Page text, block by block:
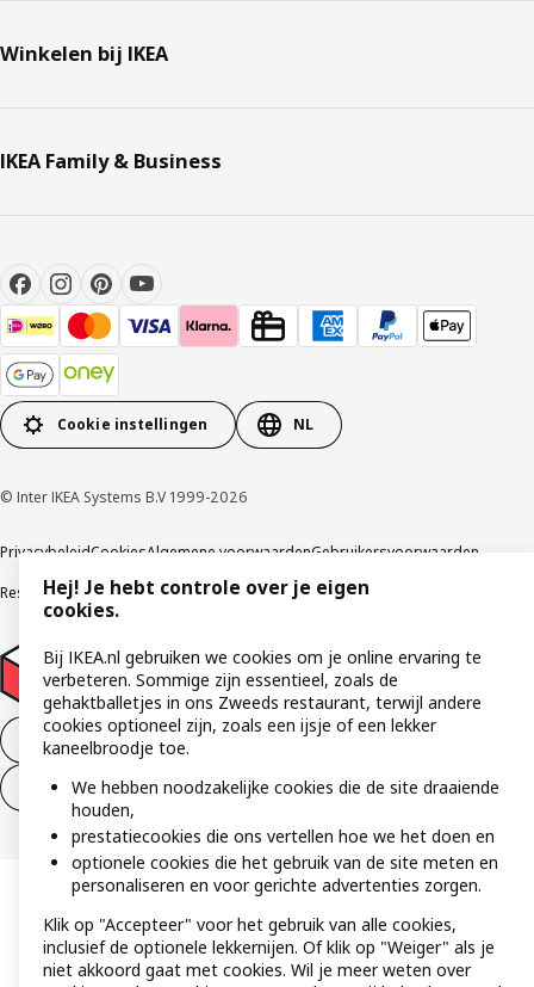
Winkelen bij IKEA
IKEA Family & Business
Cookie instellingen NL
© Inter IKEA Systems B.V 1999-2026
PrivacybeleidCookiesAlgemene voorwaardenGebruikersvoorwaarden
Responsible Disclosure ProgramVerklaring digitale toegankelijkheid
Aankoop product ontbinden
Ontbinding van je aankoop (diensten)
Hej! Je hebt controle over je eigen
cookies.
Bij IKEA.nl gebruiken we cookies om je online ervaring te
verbeteren. Sommige zijn essentieel, zoals de
gehaktballetjes in ons Zweeds restaurant, terwijl andere
cookies optioneel zijn, zoals een ijsje of een lekker
kaneelbroodje toe.
We hebben noodzakelijke cookies die de site draaiende
houden,
prestatiecookies die ons vertellen hoe we het doen en
optionele cookies die het gebruik van de site meten en
personaliseren en voor gerichte advertenties zorgen.
Klik op "Accepteer" voor het gebruik van alle cookies,
inclusief de optionele lekkernijen. Of klik op "Weiger" als je
niet akkoord gaat met cookies. Wil je meer weten over